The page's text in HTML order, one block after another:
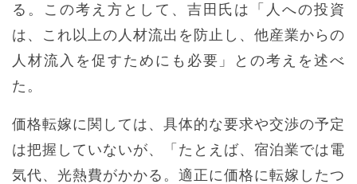
る。この考え方として、吉田氏は「人への投資
は、これ以上の人材流出を防止し、他産業からの
人材流入を促すためにも必要」との考えを述べ
た。
価格転嫁に関しては、具体的な要求や交渉の予定
は把握していないが、「たとえば、宿泊業では電
気代、光熱費がかかる。適正に価格に転嫁したつ